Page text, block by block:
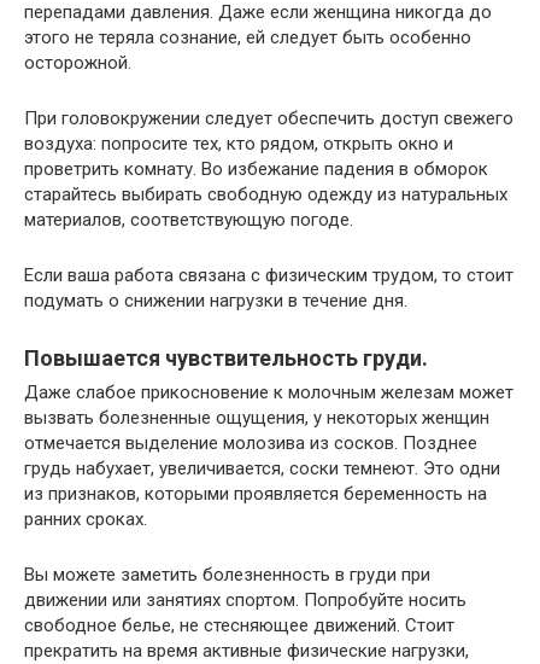
перепадами давления. Даже если женщина никогда до
этого не теряла сознание, ей следует быть особенно
осторожной.
При головокружении следует обеспечить доступ свежего
воздуха: попросите тех, кто рядом, открыть окно и
проветрить комнату. Во избежание падения в обморок
старайтесь выбирать свободную одежду из натуральных
материалов, соответствующую погоде.
Если ваша работа связана с физическим трудом, то стоит
подумать о снижении нагрузки в течение дня.
Повышается чувствительность груди.
Даже слабое прикосновение к молочным железам может
вызвать болезненные ощущения, у некоторых женщин
отмечается выделение молозива из сосков. Позднее
грудь набухает, увеличивается, соски темнеют. Это одни
из признаков, которыми проявляется беременность на
ранних сроках.
Вы можете заметить болезненность в груди при
движении или занятиях спортом. Попробуйте носить
свободное белье, не стесняющее движений. Стоит
прекратить на время активные физические нагрузки,